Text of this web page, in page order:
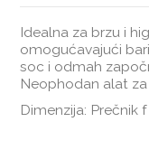
Idealna za brzu i
omogućavajući
soc i odmah
Neophodan alat
Dimenzija: Prečnik